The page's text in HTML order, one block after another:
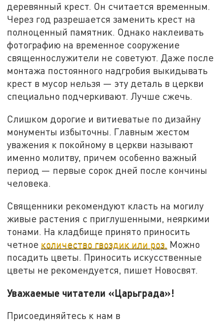
деревянный крест. Он считается временным.
Через год разрешается заменить крест на
полноценный памятник. Однако наклеивать
фотографию на временное сооружение
священнослужители не советуют. Даже после
монтажа постоянного надгробия выкидывать
крест в мусор нельзя — эту деталь в церкви
специально подчеркивают. Лучше сжечь.
Слишком дорогие и витиеватые по дизайну
монументы избыточны. Главным жестом
уважения к покойному в церкви называют
именно молитву, причем особенно важный
период — первые сорок дней после кончины
человека.
Священники рекомендуют класть на могилу
живые растения с приглушенными, неяркими
тонами. На кладбище принято приносить
четное количество гвоздик или роз. Можно
посадить цветы. Приносить искусственные
цветы не рекомендуется, пишет Новосвят.
Уважаемые читатели «Царьграда»!
Присоединяйтесь к нам в